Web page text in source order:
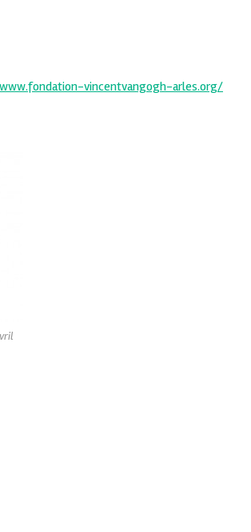
vincentvangogh-arles.org/